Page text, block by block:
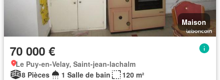
Maison
70 000 €
Le Puy-en-Velay, Saint-jean-lachalm
8 Pièces
1 Salle de bain
120 m²